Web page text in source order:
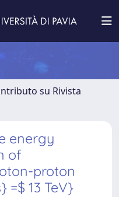
su Rivista
energy
of
proton
=$ 13 TeV}